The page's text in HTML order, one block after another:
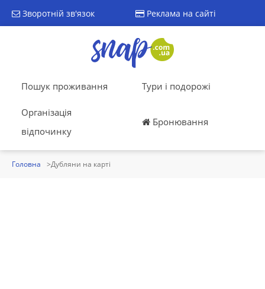
Зворотній зв'язок Реклама на сайті
Пошук проживання Тури і подорожі
Організація
відпочинку
Бронювання
Головна Дубляни на карті